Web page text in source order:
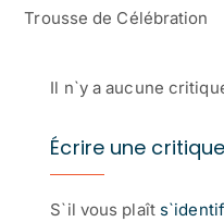
Trousse de Célébration
Il n`y a aucune
Écrire une critique
S`il vous plaît